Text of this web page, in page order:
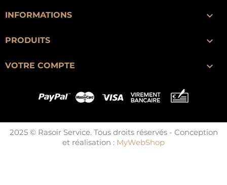
INFORMATIONS 
PRODUITS 
VOTRE COMPTE 
2025 © Rasoir Service. Tous droits réservés - Conception
et réalisation : MyWebShop